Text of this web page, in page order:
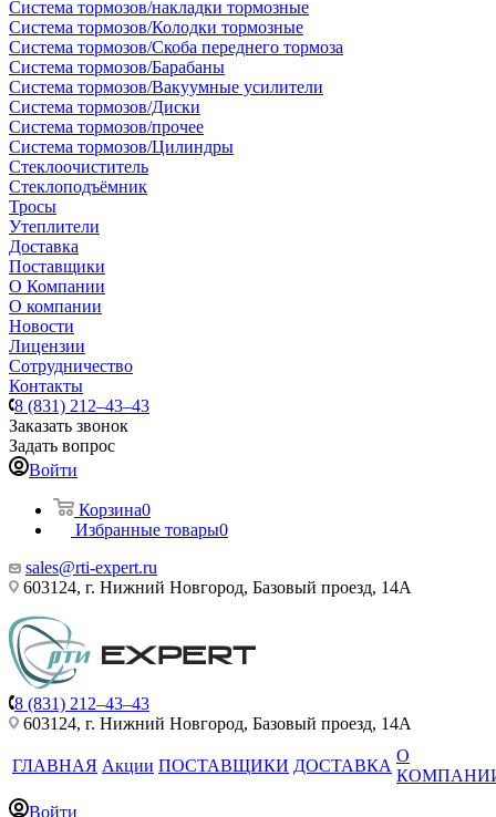
Система тормозов/накладки тормозные
Система тормозов/Колодки тормозные
Система тормозов/Скоба переднего тормоза
Система тормозов/Барабаны
Система тормозов/Вакуумные усилители
Система тормозов/Диски
Система тормозов/прочее
Система тормозов/Цилиндры
Стеклоочиститель
Стеклоподъёмник
Тросы
Утеплители
Доставка
Поставщики
О Компании
О компании
Новости
Лицензии
Сотрудничество
Контакты
8 (831) 212–43–43
Заказать звонок
Задать вопрос
Войти
Корзина0
Избранные товары0
sales@rti-expert.ru
603124, г. Нижний Новгород, Базовый проезд, 14А
8 (831) 212–43–43
603124, г. Нижний Новгород, Базовый проезд, 14А
ГЛАВНАЯ Акции ПОСТАВЩИКИ ДОСТАВКА
О
Войти